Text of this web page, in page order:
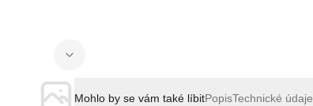
Mohlo by se vám také líbitPopisTechnické údaje